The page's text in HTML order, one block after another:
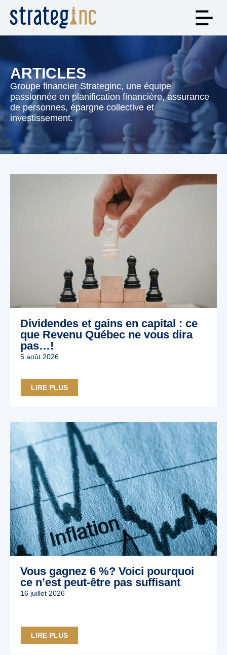
ARTICLES
Groupe financier Strateginc, une équipe
passionnée en planification financière, assurance
de personnes, épargne collective et
investissement.
Dividendes et gains en capital : ce
que Revenu Québec ne vous dira
pas…!
5 août 2026
LIRE PLUS
Vous gagnez 6 %? Voici pourquoi
ce n’est peut‑être pas suffisant
16 juillet 2026
LIRE PLUS